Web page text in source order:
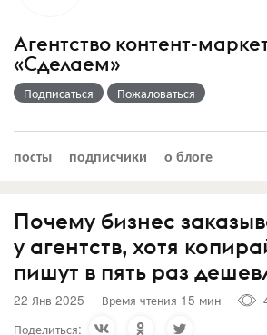
Агентство контент-
«Сделаем»
Подписаться Пожаловаться
посты подписчики о блоге
Почему бизнес
у агентств, хотя
пишут в пять раз
22 Янв 2025 Время чтения 15 мин
Поделиться: